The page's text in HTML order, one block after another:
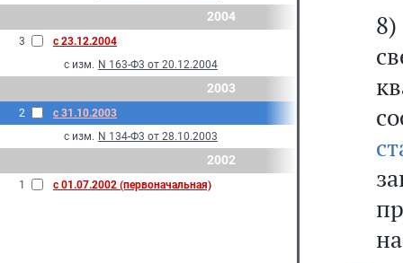
2004
3
с 23.12.2004
с изм. N 163-Ф3 от 20.12.2004
2003
2
с 31.10.2003
с изм. N 134-Ф3 от 28.10.2003
2002
1 с 01.07.2002 (первоначальная)